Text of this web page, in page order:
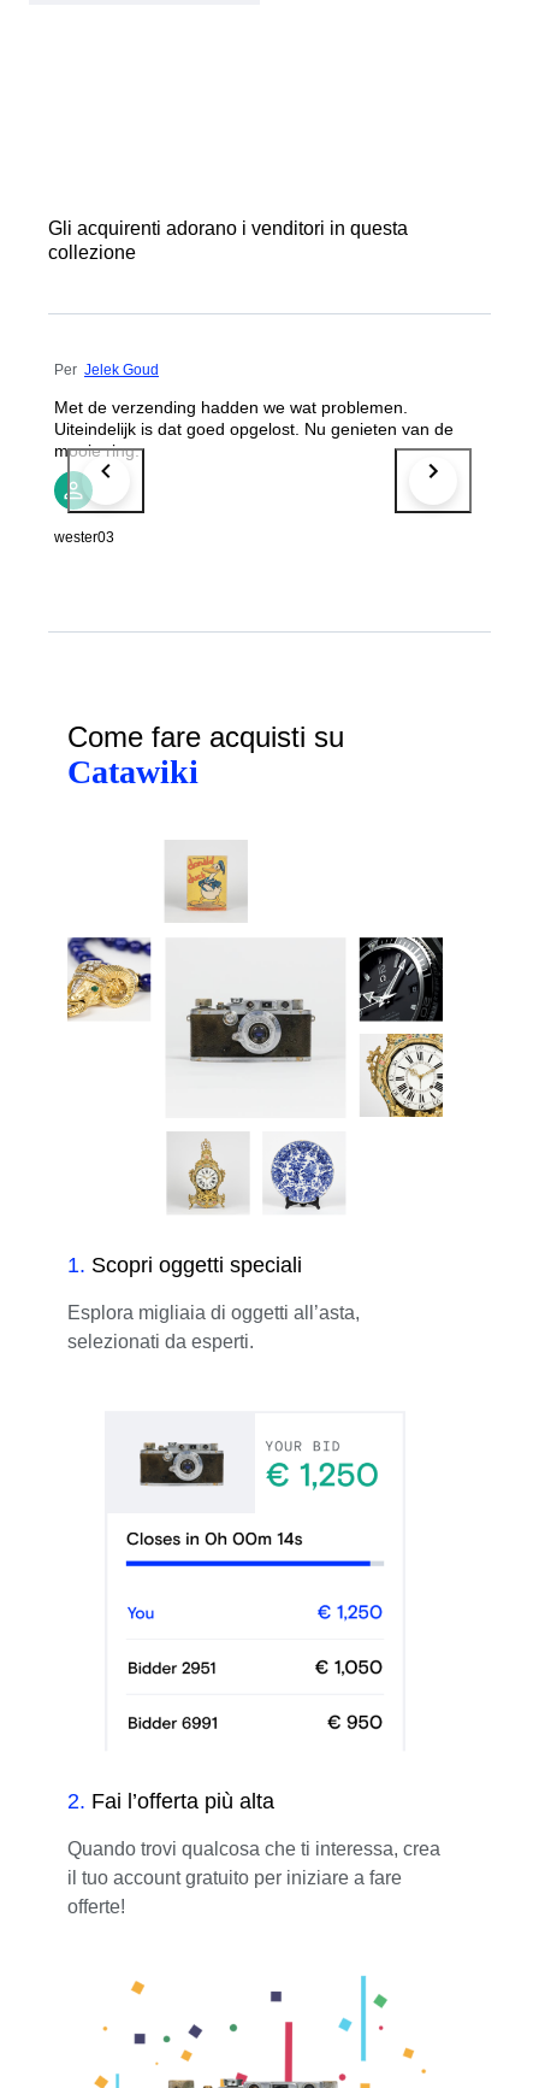
Gli acquirenti adorano i venditori in questa
collezione
Per Jelek Goud
Met de verzending hadden we wat problemen.
Uiteindelijk is dat goed opgelost. Nu genieten van de
mooie ring.
wester03
Come fare acquisti su
Catawiki
1. Scopri oggetti speciali
Esplora migliaia di oggetti all’asta,
selezionati da esperti.
2. Fai l’offerta più alta
Quando trovi qualcosa che ti interessa, crea
il tuo account gratuito per iniziare a fare
offerte!